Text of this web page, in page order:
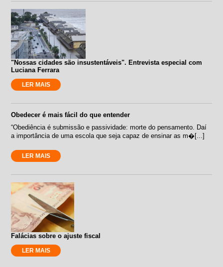
"Nossas cidades são insustentáveis". Entrevista especial com
Luciana Ferrara
LER MAIS
Obedecer é mais fácil do que entender
“Obediência é submissão e passividade: morte do pensamento. Daí
a importância de uma escola que seja capaz de ensinar as m�[...]
LER MAIS
Falácias sobre o ajuste fiscal
LER MAIS